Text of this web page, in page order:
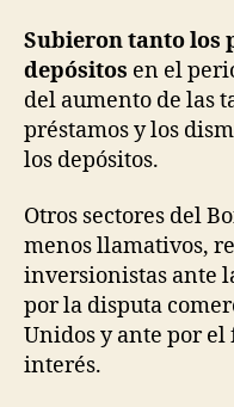
Subieron tanto los
depósitos en el
del aumento de las
préstamos y los
los depósitos.
Otros sectores del
menos llamativos,
inversionistas ante
por la disputa
Unidos y ante por el
interés.